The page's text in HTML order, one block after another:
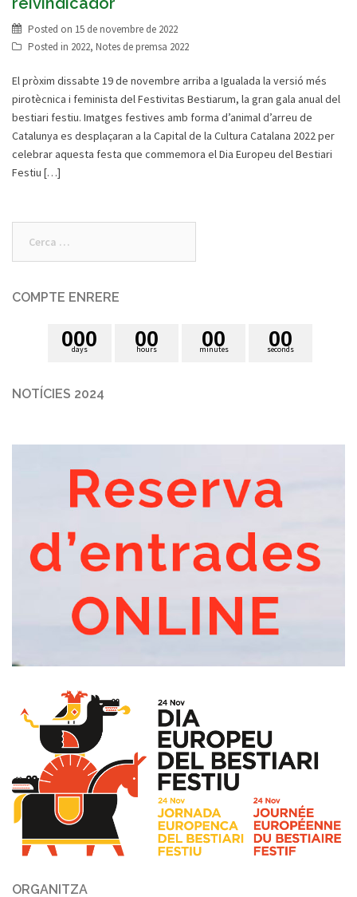
Posted on 15 de novembre de 2022
Posted in 2022, Notes de premsa 2022
El pròxim dissabte 19 de novembre arriba a Igualada la versió més
pirotècnica i feminista del Festivitas Bestiarum, la gran gala anual del
bestiari festiu. Imatges festives amb forma d’animal d’arreu de
Catalunya es desplaçaran a la Capital de la Cultura Catalana 2022 per
celebrar aquesta festa que commemora el Dia Europeu del Bestiari
Festiu […]
COMPTE ENRERE
days
000 hours
00 minutes
00 seconds
00
NOTÍCIES 2024
ORGANITZA